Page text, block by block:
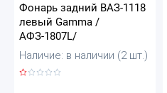
Фонарь задний ВАЗ-1118
левый Gamma /
АФЗ-1807L/
Наличие: в наличии (2 шт.)